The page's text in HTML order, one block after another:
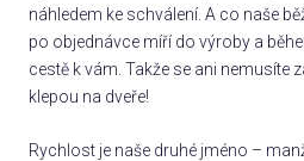
náhledem ke schválení. A co naše
po objednávce míří do výroby a
cestě k vám. Takže se ani nemusíte
klepou na dveře!
Rychlost je naše druhé jméno –